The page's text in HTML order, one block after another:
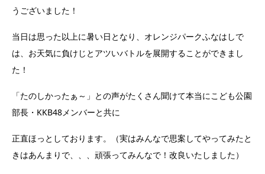
うございました！
当日は思った以上に暑い日となり、オレンジパークふなはしで
は、お天気に負けじとアツいバトルを展開することができまし
た！
「たのしかったぁ～」との声がたくさん聞けて本当にこども公園
部長・KKB48メンバーと共に
正直ほっとしております。（実はみんなで思案してやってみたと
きはあんまりで、、、頑張ってみんなで！改良いたしました）